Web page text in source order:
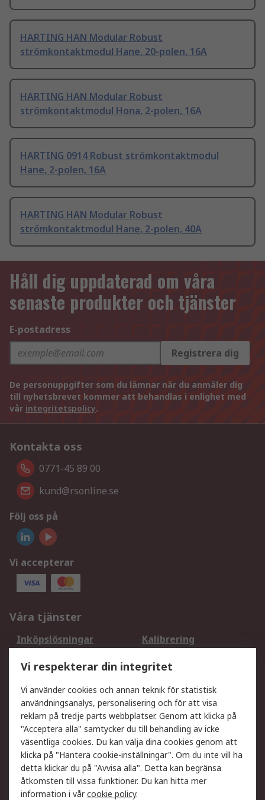
HARTING HAN Modular Robust
strömkontaktmodul Hane, 20-polen, 16A
HARTING HAN Modular Robust
strömkontaktmodul Hona, 2-polen, 16A
HARTING 0914 Robust strömkontaktmodul
Hane, 2-polen, 16A
HARTING HAN Modular Robust
strömkontaktmodul Hane, 2-polen, 40A
Håll dig uppdaterad om våra
senaste produkter och tjänster
E-postadress
Registrera dig
De personuppgifter som du lämnar när du anmäler dig
till nyhetsbrevet kommer att behandlas i enlighet med
vår integritetspolicy.
Kontakta oss
0771-45 89 00
kund@rsonline.se
Följ oss på
Vi accepterar
Våra tjänster
Inköpslösningar
Kalibrering
DesignSpark
Teknisk Support
Ditt lokala säljteam
Exportlösningar
Support
Få hjälp
Retur av varor
Leverans
Spåra din order
Begär en fakturakopi
Fördelar med RS-konto
Betalningsalternativ
Vi respekterar din integritet
Vi använder cookies och annan teknik för statistisk
användningsanalys, personalisering och för att visa
reklam på tredje parts webbplatser. Genom att klicka på
"Acceptera alla" samtycker du till behandling av icke
väsentliga cookies. Du kan välja dina cookies genom att
klicka på "Hantera cookie-inställningar". Om du inte vill ha
detta klickar du på "Avvisa alla". Detta kan begränsa
åtkomsten till vissa funktioner. Du kan hitta mer
information i vårcookie policy.